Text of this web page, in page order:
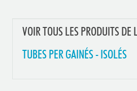
VOIR TOUS LES PRODUITS DE
TUBES PER GAINÉS - ISOLÉS